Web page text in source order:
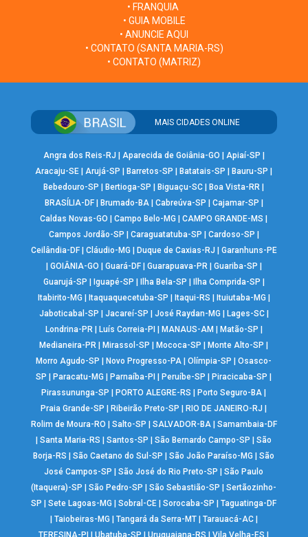
• FRANQUIA
• GUIA MOBILE
• ANUNCIE AQUI
• CONTATO (SANTA MARIA-RS)
• CONTATO (MATRIZ)
MAIS CIDADES ONLINE
Angra dos Reis-RJ Aparecida de Goiânia-GO Apiaí-SP
Aracaju-SE |Arujá-SP Barretos-SP Batatais-SP Bauru-SP
Bebedouro-SP
Bertioga-SP Biguaçu-SC Boa Vista-RR
BRASÍLIA-DF| Brumado-BA| Cabreúva-SP Cajamar-SP
Caldas Novas-GO
|Campo Belo-MG |CAMPO GRANDE-MS
Campos Jordão-SP
Caraguatatuba-SP Cardoso-SP
Ceilândia-DF| Cláudio-MG Duque de Caxias-RJ
Garanhuns-PE
GOIÂNIA-GO Guará-DF| Guarapuava-PR| Guariba-SP
Guarujá-SP
Iguapé-SP Ilha Bela-SP Ilha Comprida-SP
Itabirito-MG
Itaquaquecetuba-SP Itaqui-RS Ituiutaba-MG
Jaboticabal-SP
Jacareí-SP José Raydan-MG Lages-SC|
Londrina-PR| Luís Correia-PI MANAUS-AM Matão-SP
Medianeira-PR
Mirassol-SP Mococa-SP Monte Alto-SP
Morro Agudo-SP
Novo Progresso-PA |Olímpia-SP |Osasco-
SP
Paracatu-MG Parnaíba-PI Peruíbe-SP Piracicaba-SP
Pirassununga-SP
PORTO ALEGRE-RS Porto Seguro-BA
Praia Grande-SP
Ribeirão Preto-SP RIO DE JANEIRO-RJ
Rolim de Moura-RO
Salto-SP SALVADOR-BA| Samambaia-DF
|Santa Maria-RS |Santos-SP |São Bernardo Campo-SP |São
Borja-RS
|São Caetano do Sul-SP |São João Paraíso-MG |São
José Campos-SP
|São José do Rio Preto-SP |São Paulo
(Itaquera)-SP
|São Pedro-SP |São Sebastião-SP |Sertãozinho-
SP
|Sete Lagoas-MG |Sobral-CE |Sorocaba-SP |Taguatinga-DF
Taiobeiras-MG Tangará da Serra-MT| Tarauacá-AC|
TERESINA-PI
|Ubatuba-SP |Uruguaiana-RS |Vila Velha-ES